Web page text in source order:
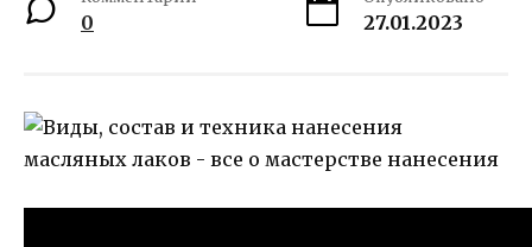
0 27.01.2023